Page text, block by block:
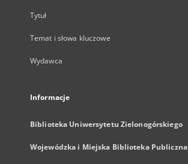
Tytuł
Temat i słowa kluczowe
Wydawca
Informacje
Biblioteka Uniwersytetu Zielonogórskiego
Wojewódzka i Miejska Biblioteka Publiczna